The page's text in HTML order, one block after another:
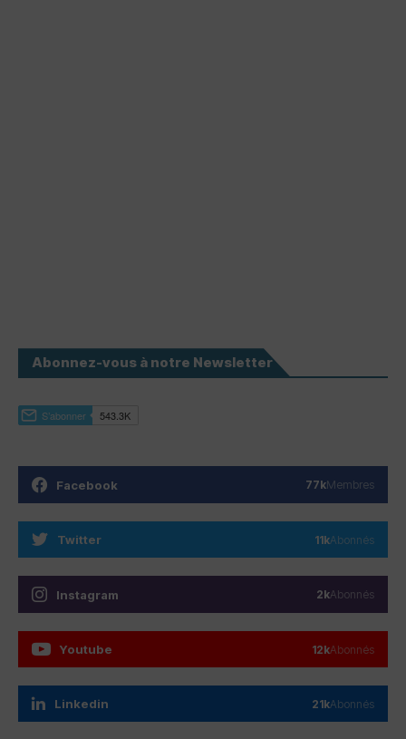
Abonnez-vous à notre Newsletter
Facebook 77kMembres
Twitter 11kAbonnés
Instagram 2kAbonnés
Youtube 12kAbonnés
Linkedin 21kAbonnés